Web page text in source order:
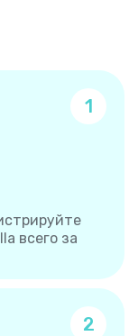
1
всего за
2